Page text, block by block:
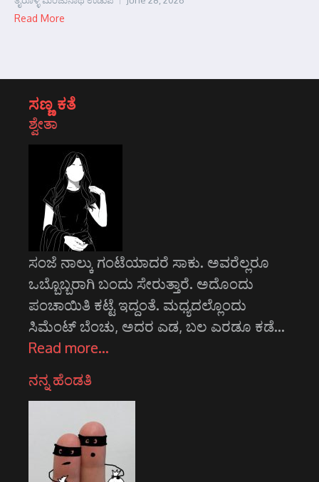
Read More
ಸಣ್ಣ ಕತೆ
ಶ್ವೇತಾ
ಸಂಜೆ ನಾಲ್ಕು ಗಂಟೆಯಾದರೆ ಸಾಕು. ಅವರೆಲ್ಲರೂ
ಒಬ್ಬೊಬ್ಬರಾಗಿ ಬಂದು ಸೇರುತ್ತಾರೆ. ಅದೊಂದು
ಪಂಚಾಯಿತಿ ಕಟ್ಟೆ ಇದ್ದಂತೆ. ಮಧ್ಯದಲ್ಲೊಂದು
ಸಿಮೆಂಟ್ ಬೆಂಚು, ಅದರ ಎಡ, ಬಲ ಎರಡೂ ಕಡೆ…
Read more…
ನನ್ನ ಹೆಂಡತಿ